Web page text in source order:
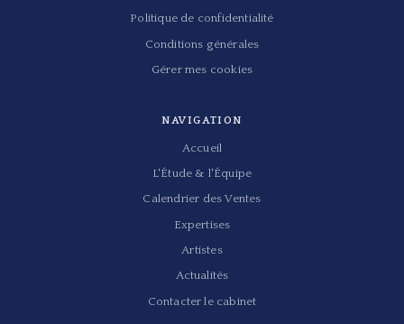
Politique de confidentialité
Conditions générales
Gérer mes cookies
NAVIGATION
Accueil
L'Étude & l'Équipe
Calendrier des Ventes
Expertises
Artistes
Actualités
Contacter le cabinet